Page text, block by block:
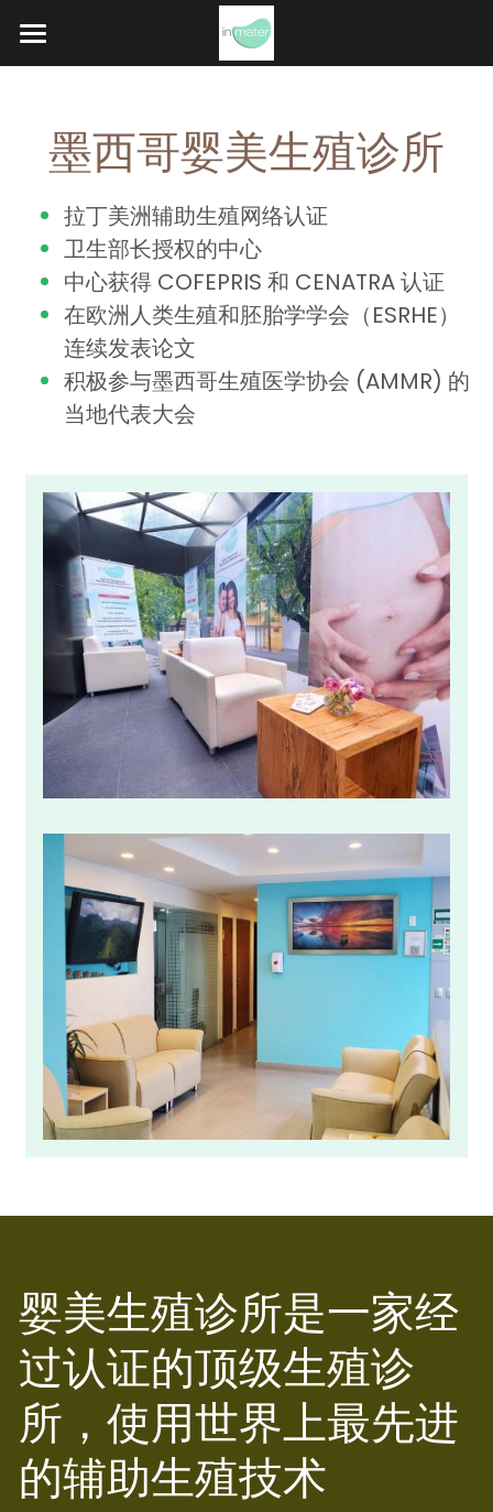
首页
试管
捐卵
代孕
艾滋病跨性别
冻卵
旅行
墨西哥婴美生殖诊所
拉丁美洲辅助生殖网络认证
卫生部长授权的中心
中心获得 COFEPRIS 和 CENATRA 认证
在欧洲人类生殖和胚胎学学会（ESRHE）
连续发表论文
积极参与墨西哥生殖医学协会 (AMMR) 的
当地代表大会
婴美生殖诊所是一家经
过认证的顶级生殖诊
所，使用世界上最先进
的辅助生殖技术